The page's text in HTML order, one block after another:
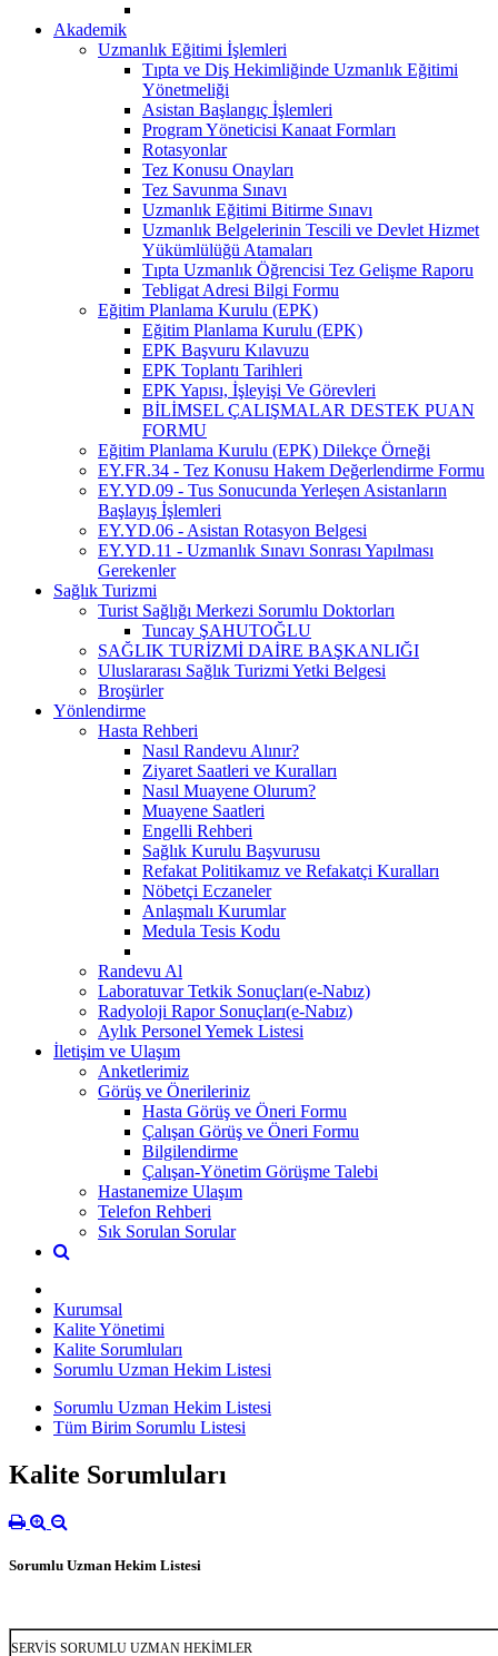
Akademik
Uzmanlık Eğitimi İşlemleri
Tıpta ve Diş Hekimliğinde Uzmanlık Eğitimi
Yönetmeliği
Asistan Başlangıç İşlemleri
Program Yöneticisi Kanaat Formları
Rotasyonlar
Tez Konusu Onayları
Tez Savunma Sınavı
Uzmanlık Eğitimi Bitirme Sınavı
Uzmanlık Belgelerinin Tescili ve Devlet Hizmet
Yükümlülüğü Atamaları
Tıpta Uzmanlık Öğrencisi Tez Gelişme Raporu
Tebligat Adresi Bilgi Formu
Eğitim Planlama Kurulu (EPK)
Eğitim Planlama Kurulu (EPK)
EPK Başvuru Kılavuzu
EPK Toplantı Tarihleri
EPK Yapısı, İşleyişi Ve Görevleri
BİLİMSEL ÇALIŞMALAR DESTEK PUAN
FORMU
Eğitim Planlama Kurulu (EPK) Dilekçe Örneği
EY.FR.34 - Tez Konusu Hakem Değerlendirme Formu
EY.YD.09 - Tus Sonucunda Yerleşen Asistanların
Başlayış İşlemleri
EY.YD.06 - Asistan Rotasyon Belgesi
EY.YD.11 - Uzmanlık Sınavı Sonrası Yapılması
Gerekenler
Sağlık Turizmi
Turist Sağlığı Merkezi Sorumlu Doktorları
Tuncay ŞAHUTOĞLU
SAĞLIK TURİZMİ DAİRE BAŞKANLIĞI
Uluslararası Sağlık Turizmi Yetki Belgesi
Broşürler
Yönlendirme
Hasta Rehberi
Nasıl Randevu Alınır?
Ziyaret Saatleri ve Kuralları
Nasıl Muayene Olurum?
Muayene Saatleri
Engelli Rehberi
Sağlık Kurulu Başvurusu
Refakat Politikamız ve Refakatçi Kuralları
Nöbetçi Eczaneler
Anlaşmalı Kurumlar
Medula Tesis Kodu
Randevu Al
Laboratuvar Tetkik Sonuçları(e-Nabız)
Radyoloji Rapor Sonuçları(e-Nabız)
Aylık Personel Yemek Listesi
İletişim ve Ulaşım
Anketlerimiz
Görüş ve Önerileriniz
Hasta Görüş ve Öneri Formu
Çalışan Görüş ve Öneri Formu
Bilgilendirme
Çalışan-Yönetim Görüşme Talebi
Hastanemize Ulaşım
Telefon Rehberi
Sık Sorulan Sorular
Kurumsal
Kalite Yönetimi
Kalite Sorumluları
Sorumlu Uzman Hekim Listesi
Sorumlu Uzman Hekim Listesi
Tüm Birim Sorumlu Listesi
Kalite Sorumluları
Sorumlu Uzman Hekim Listesi
SERVİS SORUMLU UZMAN HEKİMLER